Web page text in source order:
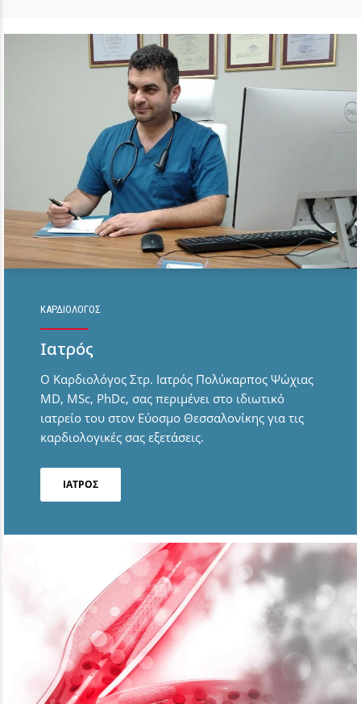
ΚΑΡΔΙΟΛΟΓΟΣ
Ιατρός
Ο Καρδιολόγος Στρ. Ιατρός Πολύκαρπος Ψώχιας
MD, MSc, PhDc, σας περιμένει στο ιδιωτικό
ιατρείο του στον Εύοσμο Θεσσαλονίκης για τις
καρδιολογικές σας εξετάσεις.
ΙΑΤΡΟΣ